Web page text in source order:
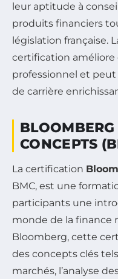
leur aptitude à
produits financiers
législation française.
certification
professionnel et
de carrière
CONCEPTS
La certification
BMC, est une
participants une
monde de la finance
Bloomberg, cette
des concepts clés
marchés, l’analyse